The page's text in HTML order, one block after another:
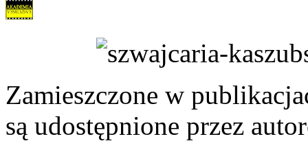
Zamieszczone w
są udostępnione przez